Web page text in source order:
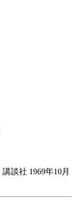
談社 1969年10月